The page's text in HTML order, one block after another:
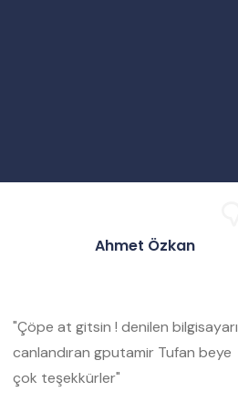
Ahmet Özkan
"Çöpe at gitsin ! denilen bilgisayarı
canlandıran gputamir Tufan beye
çok teşekkürler"